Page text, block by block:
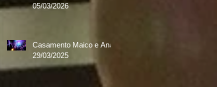
05/03/2026
Casamento Maico e Ana
29/03/2025